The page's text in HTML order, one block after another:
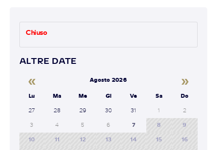
Chiuso
ALTRE DATE
« Agosto 2026 »
Lu Ma Me Gi Ve Sa Do
27 28 29 30 31 1 2
3 4 5 6 7 8 9
10 11 12 13 14 15 16